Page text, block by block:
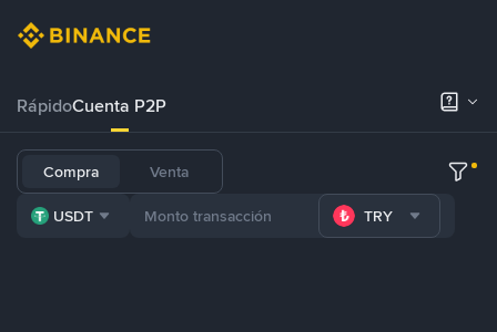
RápidoCuenta P2P
Compra Venta
USDT TRY